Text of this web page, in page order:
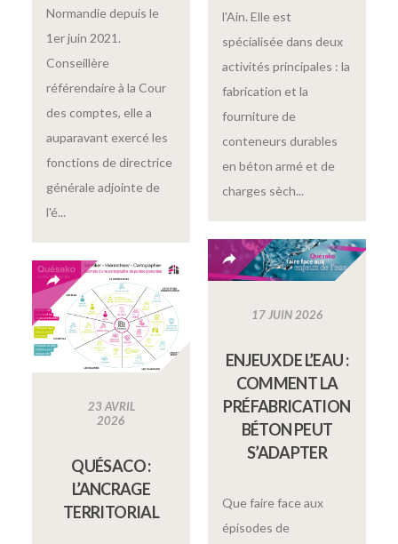
l'Ain. Elle est
spécialisée dans deux
activités principales : la
fabrication et la
fourniture de
conteneurs durables
en béton armé et de
charges sèch...
Normandie depuis le
1er juin 2021.
Conseillère
référendaire à la Cour
des comptes, elle a
auparavant exercé les
fonctions de directrice
générale adjointe de
l'é...
17 JUIN 2026
ENJEUX DE L’EAU :
COMMENT LA
PRÉFABRICATION
BÉTON PEUT
S’ADAPTER
Que faire face aux
épisodes de
23 AVRIL
2026
QUÉSACO :
L’ANCRAGE
TERRITORIAL